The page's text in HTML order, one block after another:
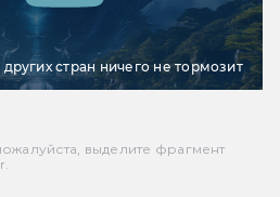
стран ничего не тормозит
выделите фрагмент